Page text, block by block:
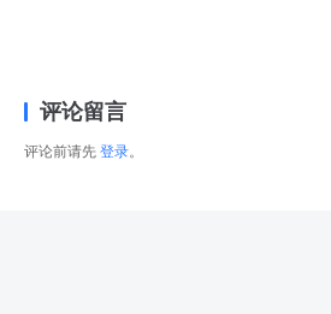
评论留言
评论前请先 登录。